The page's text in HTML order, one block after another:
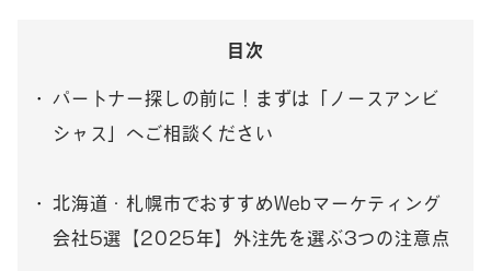
目次
パートナー探しの前に！まずは「ノースアンビ
シャス」へご相談ください
北海道・札幌市でおすすめWebマーケティング
会社5選【2025年】外注先を選ぶ3つの注意点